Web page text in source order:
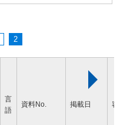
2
言
語
資料No. 掲載日